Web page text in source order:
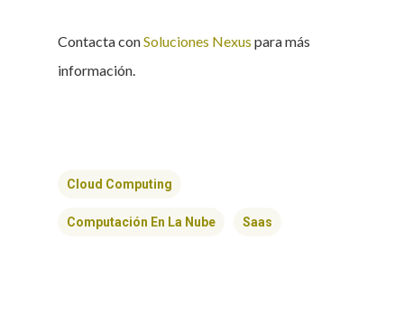
Contacta conSoluciones Nexus para más
información.
Cloud Computing
Computación En La Nube Saas